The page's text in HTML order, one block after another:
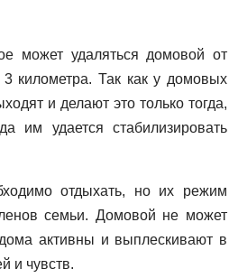
может удаляться домовой от
километра. Так как у домовых
и делают это только тогда,
им удается стабилизировать
отдыхать, но их режим
семьи. Домовой не может
активны и выплескивают в
и чувств.